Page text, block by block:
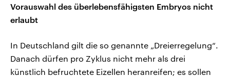
Vorauswahl des überlebensfähigsten Embryos nicht
erlaubt
In Deutschland gilt die so genannte „Dreierregelung“.
Danach dürfen pro Zyklus nicht mehr als drei
künstlich befruchtete Eizellen heranreifen; es sollen